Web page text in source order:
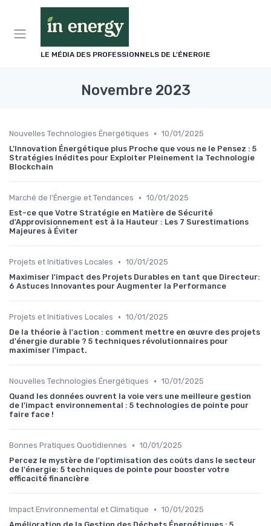
LE MÉDIA DES PROFESSIONNELS DE L'ÉNERGIE
Novembre 2023
Nouvelles Technologies Énergétiques • 10/01/2025
L'Innovation Énergétique plus Proche que vous ne le Pensez : 5
Stratégies Inédites pour Exploiter Pleinement la Technologie
Blockchain
Marché de l'Énergie et Tendances • 10/01/2025
Est-ce que Votre Stratégie en Matière de Sécurité
d'Approvisionnement est à la Hauteur : Les 7 Surestimations
Majeures à Éviter
Projets et Initiatives Locales • 10/01/2025
Maximiser l'impact des Projets Durables en tant que Directeur:
6 Astuces Innovantes pour Augmenter la Performance
Projets et Initiatives Locales • 10/01/2025
De la théorie à l'action : comment mettre en œuvre des projets
d'énergie durable ? 5 techniques révolutionnaires pour
maximiser l'impact.
Nouvelles Technologies Énergétiques • 10/01/2025
Quand les données ouvrent la voie vers une meilleure gestion
de l'impact environnemental : 5 technologies de pointe pour
faire face !
Bonnes Pratiques Quotidiennes • 10/01/2025
Percez le mystère de l'optimisation des coûts dans le secteur
de l'énergie: 5 techniques de pointe pour booster votre
efficacité financière
Impact Environnemental et Climatique • 10/01/2025
Panneau de gestion des cookies